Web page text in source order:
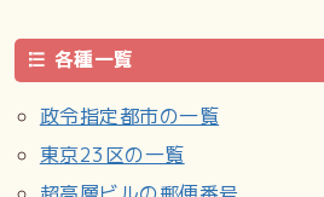
各種一覧
政令指定都市の一覧
東京23区の一覧